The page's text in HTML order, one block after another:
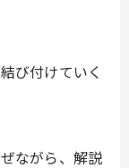
び付けていく
ながら、解説